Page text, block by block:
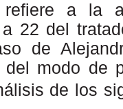
a la
22 del
de
del modo de
de los